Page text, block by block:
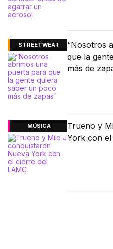
STREETWEAR
“Nosotros
que la
más de
MÚSICA
Trueno y
York con el